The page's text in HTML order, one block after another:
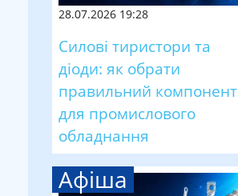
28.07.2026 19:28
Силові тиристори та
діоди: як обрати
правильний компонент
для промислового
обладнання
Афіша